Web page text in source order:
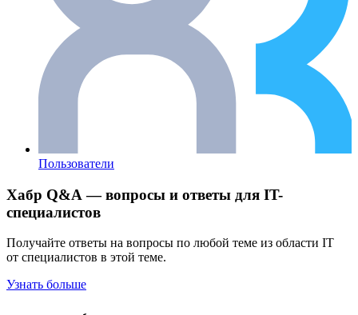
Пользователи
Хабр Q&A — вопросы и ответы для IT-
специалистов
Получайте ответы на вопросы по любой теме из области IT
от специалистов в этой теме.
Узнать больше